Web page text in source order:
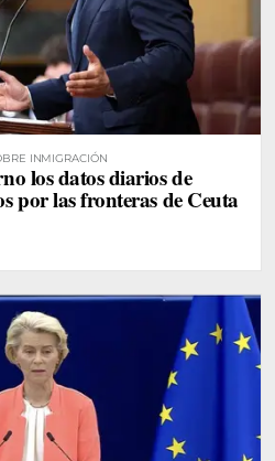
INMIGRACIÓN
los datos diarios de
por las fronteras de Ceuta